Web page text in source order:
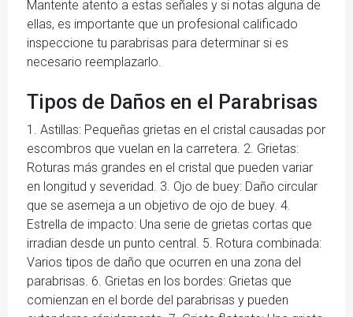
Mantente atento a estas señales y si notas alguna de
ellas, es importante que un profesional calificado
inspeccione tu parabrisas para determinar si es
necesario reemplazarlo.
Tipos de Daños en el Parabrisas
1. Astillas: Pequeñas grietas en el cristal causadas por
escombros que vuelan en la carretera. 2. Grietas:
Roturas más grandes en el cristal que pueden variar
en longitud y severidad. 3. Ojo de buey: Daño circular
que se asemeja a un objetivo de ojo de buey. 4.
Estrella de impacto: Una serie de grietas cortas que
irradian desde un punto central. 5. Rotura combinada:
Varios tipos de daño que ocurren en una zona del
parabrisas. 6. Grietas en los bordes: Grietas que
comienzan en el borde del parabrisas y pueden